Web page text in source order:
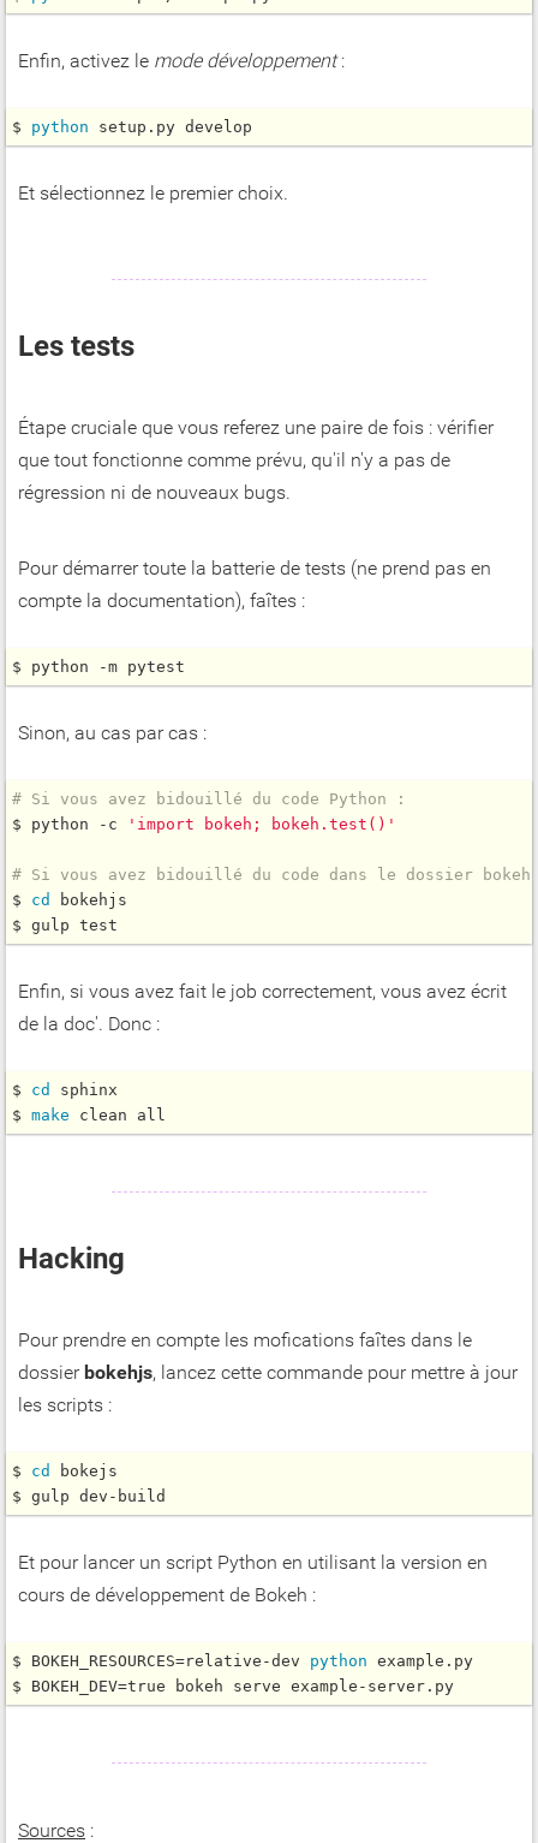
Enfin, activez le mode développement:
$ python setup.py develop
Et sélectionnez le premier choix.
Les tests
Étape cruciale que vous referez une paire de fois : vérifier
que tout fonctionne comme prévu, qu'il n'y a pas de
régression ni de nouveaux bugs.
Pour démarrer toute la batterie de tests (ne prend pas en
compte la documentation), faîtes :
$ python -m pytest
Sinon, au cas par cas :
# Si vous avez bidouillé du code Python :
$ python -c
'import bokeh; bokeh.test()'
# Si vous avez bidouillé du code dans le dossier
$ cd
bokehjs
Enfin, si vous avez fait le job correctement, vous avez écrit
de la doc'. Donc :
$ cd
sphinx
$ make
Hacking
Pour prendre en compte les mofications faîtes dans le
dossierbokehjs, lancez cette commande pour mettre à jour
les scripts :
$ cd
bokejs
Et pour lancer un script Python en utilisant la version en
cours de développement de Bokeh :
$ BOKEH_RESOURCES=relative-dev python example.py
$ BOKEH_DEV=true bokeh serve example-server.py
Sources :